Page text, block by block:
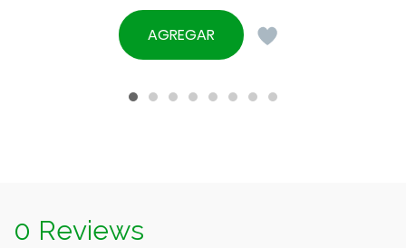
AGREGAR
0 Reviews